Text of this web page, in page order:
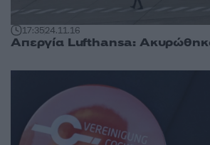
17:3524.11.16
Απεργία Lufthansa: